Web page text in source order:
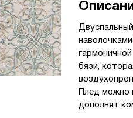
бязи,
Плед можно
дополнят